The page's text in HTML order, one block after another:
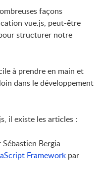
façons
vue.js, peut-être
structurer notre
à prendre en main et
dans le développement
il existe les articles :
Sébastien Bergia
Framework par